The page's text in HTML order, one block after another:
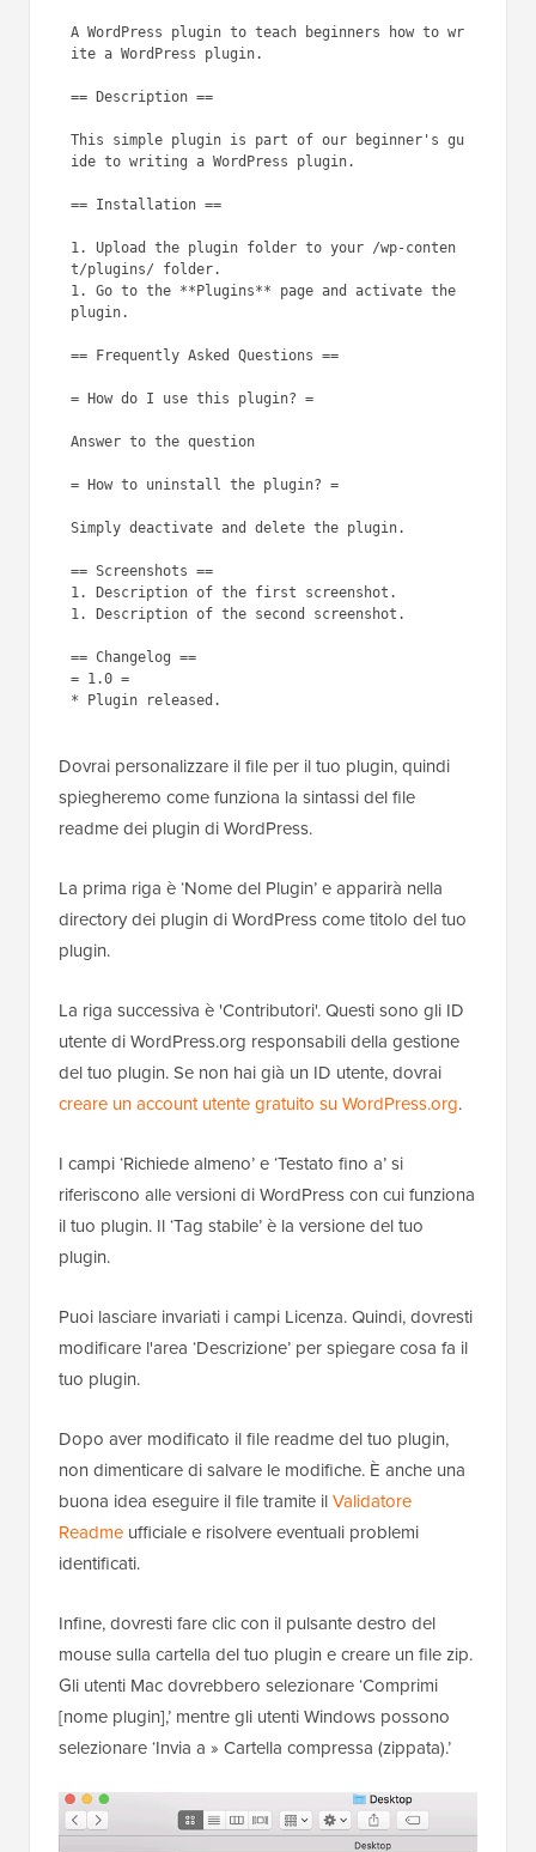
A WordPress plugin to teach beginners how to wr
ite a WordPress plugin.
== Description ==
This simple plugin is part of our beginner's gu
ide to writing a WordPress plugin.
== Installation ==
1. Upload the plugin folder to your /wp-conten
t/plugins/ folder.
1. Go to the **Plugins** page and activate the
plugin.
== Frequently Asked Questions ==
= How do I use this plugin? =
Answer to the question
= How to uninstall the plugin? =
Simply deactivate and delete the plugin.
== Screenshots ==
1. Description of the first screenshot.
1. Description of the second screenshot.
== Changelog ==
= 1.0 =
Dovrai personalizzare il file per il tuo plugin, quindi
spiegheremo come funziona la sintassi del file
readme dei plugin di WordPress.
La prima riga è ‘Nome del Plugin’ e apparirà nella
directory dei plugin di WordPress come titolo del tuo
plugin.
La riga successiva è 'Contributori'. Questi sono gli ID
utente di WordPress.org responsabili della gestione
del tuo plugin. Se non hai già un ID utente, dovrai
creare un account utente gratuito su WordPress.org.
I campi ‘Richiede almeno’ e ‘Testato fino a’ si
riferiscono alle versioni di WordPress con cui funziona
il tuo plugin. Il ‘Tag stabile’ è la versione del tuo
plugin.
Puoi lasciare invariati i campi Licenza. Quindi, dovresti
modificare l'area ‘Descrizione’ per spiegare cosa fa il
tuo plugin.
Dopo aver modificato il file readme del tuo plugin,
non dimenticare di salvare le modifiche. È anche una
buona idea eseguire il file tramite ilValidatore
Readme ufficiale e risolvere eventuali problemi
identificati.
Infine, dovresti fare clic con il pulsante destro del
mouse sulla cartella del tuo plugin e creare un file zip.
Gli utenti Mac dovrebbero selezionare ‘Comprimi
[nome plugin],’ mentre gli utenti Windows possono
selezionare ‘Invia a » Cartella compressa (zippata).’